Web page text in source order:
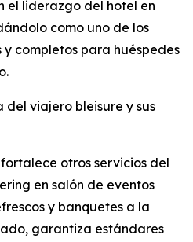
el liderazgo del hotel en
como uno de los
y completos para huéspedes
viajero bleisure y sus
otros servicios del
en salón de eventos
y banquetes a la
garantiza estándares